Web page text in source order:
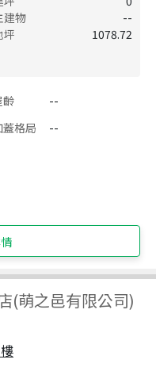
建物
--
坪
1078.72
齡
--
蓋格局
--
(萌之邑有限公司)